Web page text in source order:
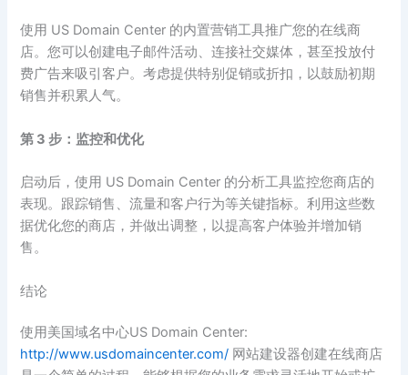
使用 US Domain Center 的内置营销工具推广您的在线商
店。您可以创建电子邮件活动、连接社交媒体，甚至投放付
费广告来吸引客户。考虑提供特别促销或折扣，以鼓励初期
销售并积累人气。
第 3 步：监控和优化
启动后，使用 US Domain Center 的分析工具监控您商店的
表现。跟踪销售、流量和客户行为等关键指标。利用这些数
据优化您的商店，并做出调整，以提高客户体验并增加销
售。
结论
使用美国域名中心US Domain Center:
http://www.usdomaincenter.com/ 网站建设器创建在线商店